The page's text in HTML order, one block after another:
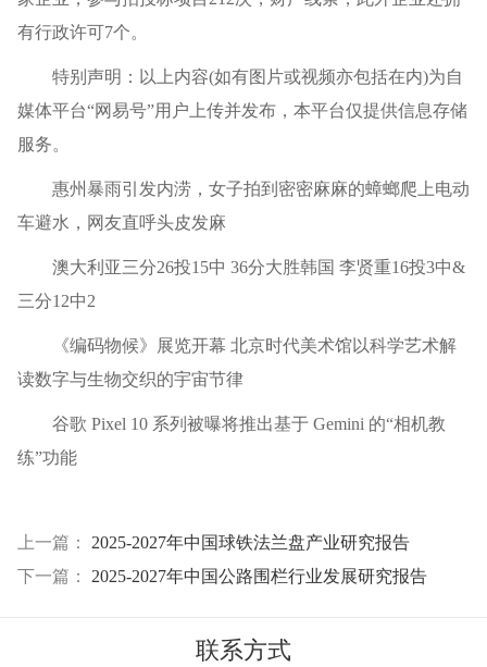
有行政许可7个。
特别声明：以上内容(如有图片或视频亦包括在内)为自
媒体平台“网易号”用户上传并发布，本平台仅提供信息存储
服务。
惠州暴雨引发内涝，女子拍到密密麻麻的蟑螂爬上电动
车避水，网友直呼头皮发麻
澳大利亚三分26投15中 36分大胜韩国 李贤重16投3中&
三分12中2
《编码物候》展览开幕 北京时代美术馆以科学艺术解
读数字与生物交织的宇宙节律
谷歌 Pixel 10 系列被曝将推出基于 Gemini 的“相机教
练”功能
上一篇：
2025-2027年中国球铁法兰盘产业研究报告
下一篇：
2025-2027年中国公路围栏行业发展研究报告
联系方式